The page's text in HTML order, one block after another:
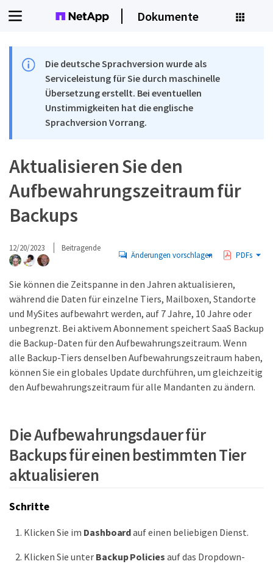
Dokumente
Die deutsche Sprachversion wurde als
Serviceleistung für Sie durch maschinelle
Übersetzung erstellt. Bei eventuellen
Unstimmigkeiten hat die englische
Sprachversion Vorrang.
Aktualisieren Sie den
Aufbewahrungszeitraum für
Backups
12/20/2023 Beitragende
Änderungen vorschlagen PDFs
Sie können die Zeitspanne in den Jahren aktualisieren,
während die Daten für einzelne Tiers, Mailboxen, Standorte
und MySites aufbewahrt werden, auf 7 Jahre, 10 Jahre oder
unbegrenzt. Bei aktivem Abonnement speichert SaaS Backup
die Backup-Daten für den Aufbewahrungszeitraum. Wenn
alle Backup-Tiers denselben Aufbewahrungszeitraum haben,
können Sie ein globales Update durchführen, um gleichzeitig
den Aufbewahrungszeitraum für alle Mandanten zu ändern.
Die Aufbewahrungsdauer für
Backups für einen bestimmten Tier
aktualisieren
Schritte
Klicken Sie im Dashboardauf einen beliebigen Dienst.
Klicken Sie unter Backup Policies auf das Dropdown-